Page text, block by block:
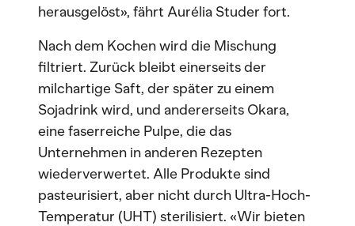
herausgelöst», fährt Aurélia Studer fort.
Nach dem Kochen wird die Mischung
filtriert. Zurück bleibt einerseits der
milchartige Saft, der später zu einem
Sojadrink wird, und andererseits Okara,
eine faserreiche Pulpe, die das
Unternehmen in anderen Rezepten
wiederverwertet. Alle Produkte sind
pasteurisiert, aber nicht durch Ultra-Hoch-
Temperatur (UHT) sterilisiert. «Wir bieten